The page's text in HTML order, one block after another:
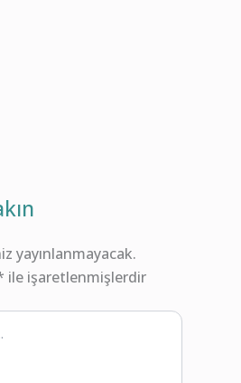
yayınlanmayacak.
ile işaretlenmişlerdir